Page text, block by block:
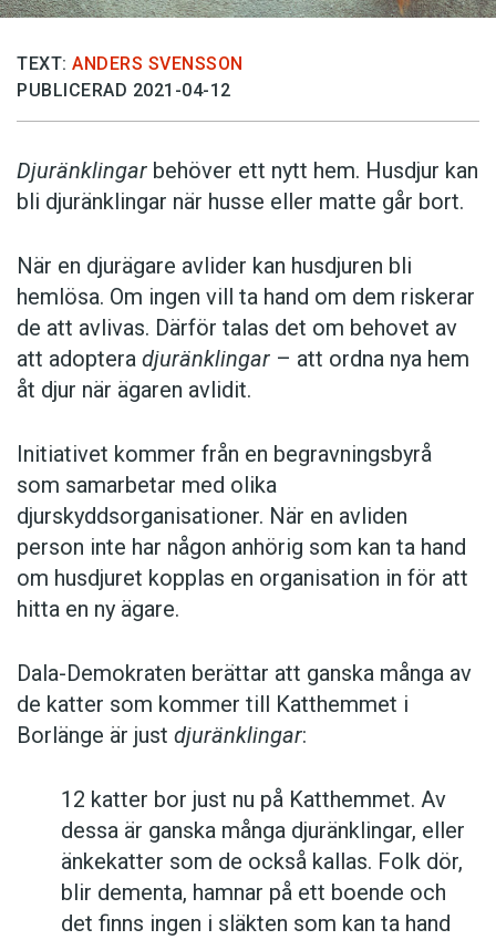
TEXT: ANDERS SVENSSON
PUBLICERAD 2021-04-12
Djuränklingar behöver ett nytt hem. Husdjur kan
bli djuränklingar när husse eller matte går bort.
När en djurägare avlider kan husdjuren bli
hemlösa. Om ingen vill ta hand om dem riskerar
de att avlivas. Därför talas det om behovet av
att adoptera djuränklingar – att ordna nya hem
åt djur när ägaren avlidit.
Initiativet kommer från en begravningsbyrå
som samarbetar med olika
djurskyddsorganisationer. När en avliden
person inte har någon anhörig som kan ta hand
om husdjuret kopplas en organisation in för att
hitta en ny ägare.
Dala-Demokraten berättar att ganska många av
de katter som kommer till Katthemmet i
Borlänge är just djuränklingar:
12 katter bor just nu på Katthemmet. Av
dessa är ganska många djuränklingar, eller
änkekatter som de också kallas. Folk dör,
blir dementa, hamnar på ett boende och
det finns ingen i släkten som kan ta hand